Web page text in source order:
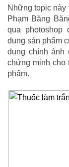
Những topic
Phạm Băng
qua
dụng sản phẩm
dụng chính ảnh
chứng minh cho
phẩm.